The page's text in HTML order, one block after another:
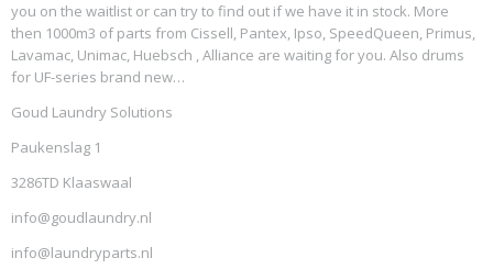
you on the waitlist or can try to find out if we have it in stock. More
then 1000m3 of parts from Cissell, Pantex, Ipso, SpeedQueen, Primus,
Lavamac, Unimac, Huebsch , Alliance are waiting for you. Also drums
for UF-series brand new…
Goud Laundry Solutions
Paukenslag 1
3286TD Klaaswaal
info@goudlaundry.nl
info@laundryparts.nl